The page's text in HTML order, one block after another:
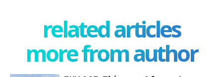
related articles
more from author